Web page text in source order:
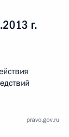
г.
pravo.gov.ru